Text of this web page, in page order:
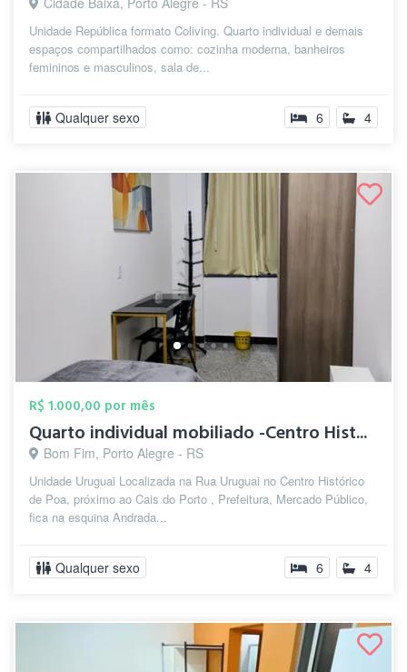
Unidade República formato Coliving. Quarto individual e demais
espaços compartilhados como: cozinha moderna, banheiros
femininos e masculinos, sala de...
Qualquer sexo 6 4
R$ 1.000,00 por mês
Quarto individual mobiliado -Centro Hist...
Bom Fim, Porto Alegre - RS
Unidade Uruguai Localizada na Rua Uruguai no Centro Histórico
de Poa, próximo ao Cais do Porto , Prefeitura, Mercado Público,
fica na esquina Andrada...
Qualquer sexo 6 4